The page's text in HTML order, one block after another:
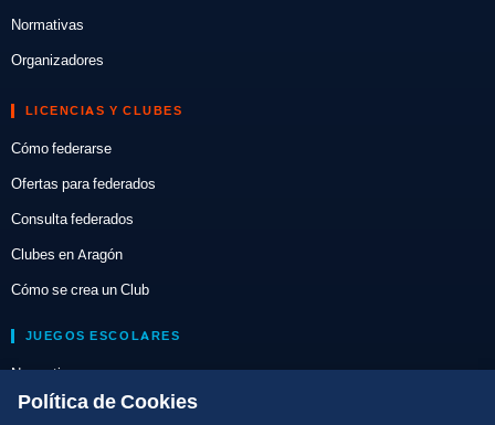
Normativas
Organizadores
LICENCIAS Y CLUBES
Cómo federarse
Ofertas para federados
Consulta federados
Clubes en Aragón
Cómo se crea un Club
JUEGOS ESCOLARES
Normativa
Escuelas de Triatlón
Política de Cookies